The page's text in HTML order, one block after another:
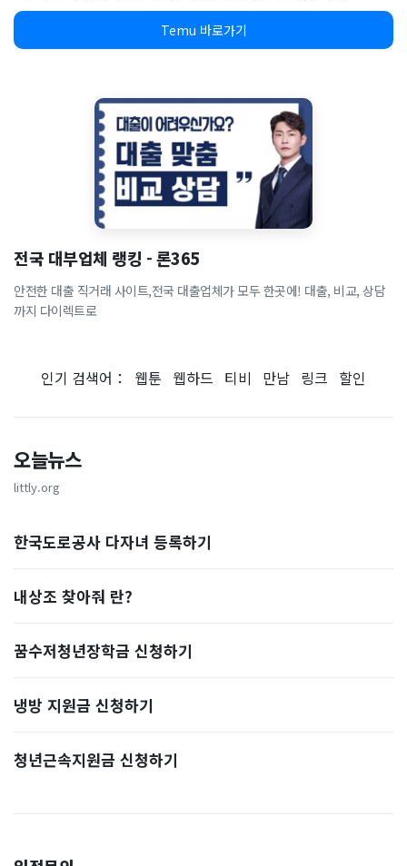
Temu 바로가기
전국 대부업체 랭킹 - 론365
안전한 대출 직거래 사이트,전국 대출업체가 모두 한곳에! 대출, 비교, 상담
까지 다이렉트로
인기 검색어： 웹툰 웹하드 티비 만남 링크 할인
오늘뉴스
littly.org
한국도로공사 다자녀 등록하기
내상조 찾아줘 란?
꿈수저청년장학금 신청하기
냉방 지원금 신청하기
청년근속지원금 신청하기